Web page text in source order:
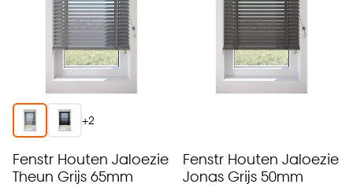
+2
Fenstr Houten Jaloezie
Theun Grijs 65mm
Fenstr Houten Jaloezie
Jonas Grijs 50mm